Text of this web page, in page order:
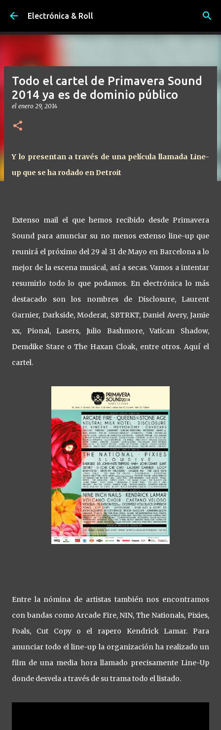
Ir al contenido principal
Electrónica & Roll
Todo el cartel de Primavera Sound
2014 ya es de dominio público
el enero 29, 2014
Y lo presentan a través de una película llamada Line-
up que se ha rodado en Detroit
Extenso mail el que hemos recibido desde Primavera
Sound para anunciar su no menos extenso line-up que
reunirá el próximo del 29 al 31 de Mayo en Barcelona a lo
mejor de la escena musical, así a secas. Vamos a intentar
resumirlo todo lo que podamos. En electrónica lo más
destacado son los nombres de Disclosure, Laurent
Garnier, Darkside, Moderat, SBTRKT, Daniel Avery, Jamie
xx, Pional, Lasers, Julio Bashmore, Vatican Shadow,
Demdike Stare o The Haxan Cloak, entre otros. Aquí el
cartel.
Entre la nómina de artistas también nos encontramos
con bandas como Arcade Fire, NIN, The Nationals, Pixies,
Foals, Cut Copy o el rapero Kendrick Lamar. Para
anunciar todo el line-up la organización ha realizado un
film de una media hora llamado precisamente Line-Up
donde desvela a través de su trama todo el listado.